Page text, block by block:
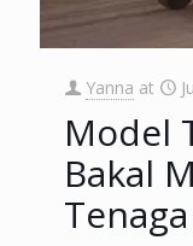
Yanna at
Model
Bakal